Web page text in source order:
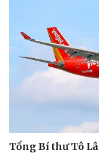
Làm đẹp - giảm cân
Phòng mạch online
Ăn sạch sống khỏe
Tổng Bí thư Tô